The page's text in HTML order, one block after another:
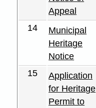
Appeal
14
Municipal
Heritage
Notice
15
Application
for Heritage
Permit to